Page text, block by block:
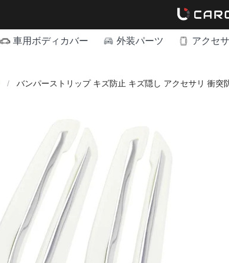
車用ボディカバー 外装パーツ アクセ
/ バンパーストリップ キズ防止 キズ隠し アクセサリ 衝突